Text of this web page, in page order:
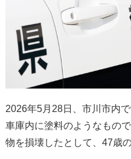
2026年5月28日、市川市内
車庫内に塗料のようなもの
物を損壊したとして、47歳